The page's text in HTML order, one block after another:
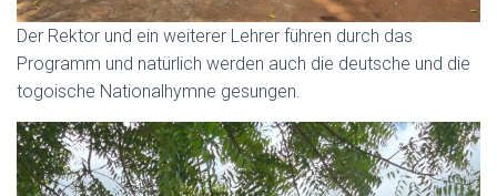
Der Rektor und ein weiterer Lehrer führen durch das
Programm und natürlich werden auch die deutsche und die
togoische Nationalhymne gesungen.